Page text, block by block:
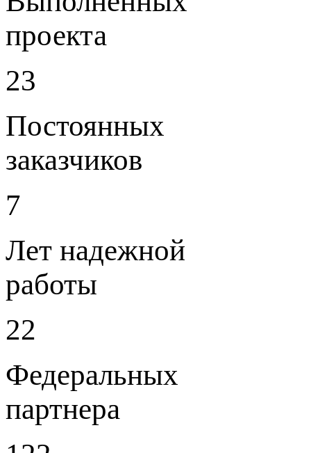
проекта
23
Постоянных
заказчиков
7
Лет надежной
работы
22
Федеральных
партнера